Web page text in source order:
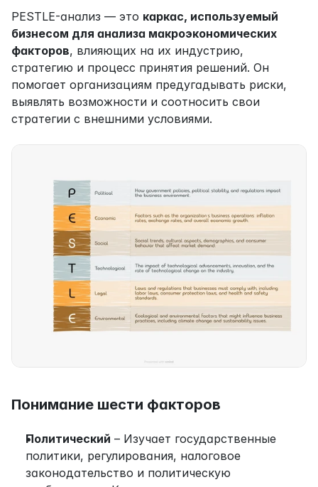
PESTLE-анализ — это каркас, используемый
бизнесом для анализа макроэкономических
факторов, влияющих на их индустрию,
стратегию и процесс принятия решений. Он
помогает организациям предугадывать риски,
выявлять возможности и соотносить свои
стратегии с внешними условиями.
Понимание шести факторов
Политический – Изучает государственные
политики, регулирования, налоговое
законодательство и политическую